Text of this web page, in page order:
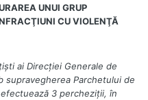
UNUI GRUP
CU VIOLENŢĂ
ai Direcției Generale de
supravegherea Parchetului de
3 percheziţii, în